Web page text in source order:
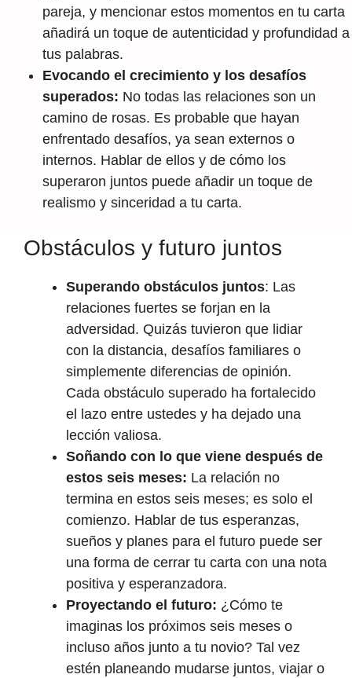
pareja, y mencionar estos momentos en tu carta
añadirá un toque de autenticidad y profundidad a
tus palabras.
Evocando el crecimiento y los desafíos
superados: No todas las relaciones son un
camino de rosas. Es probable que hayan
enfrentado desafíos, ya sean externos o
internos. Hablar de ellos y de cómo los
superaron juntos puede añadir un toque de
realismo y sinceridad a tu carta.
Obstáculos y futuro juntos
Superando obstáculos juntos: Las
relaciones fuertes se forjan en la
adversidad. Quizás tuvieron que lidiar
con la distancia, desafíos familiares o
simplemente diferencias de opinión.
Cada obstáculo superado ha fortalecido
el lazo entre ustedes y ha dejado una
lección valiosa.
Soñando con lo que viene después de
estos seis meses: La relación no
termina en estos seis meses; es solo el
comienzo. Hablar de tus esperanzas,
sueños y planes para el futuro puede ser
una forma de cerrar tu carta con una nota
positiva y esperanzadora.
Proyectando el futuro: ¿Cómo te
imaginas los próximos seis meses o
incluso años junto a tu novio? Tal vez
estén planeando mudarse juntos, viajar o